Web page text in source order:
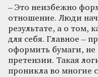
– Это неизбежно
отношение. Люди
результате, а о том,
для себя. Главное –
оформить бумаги,
претензии. Такая
проникла во многие